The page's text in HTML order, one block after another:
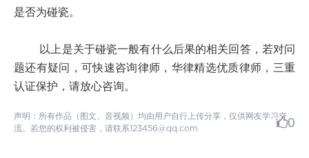
是否为碰瓷。
以上是关于碰瓷一般有什么后果的相关回答，若对问
题还有疑问，可快速咨询律师，华律精选优质律师，三重
认证保护，请放心咨询。
声明：所有作品（图文、音视频）均由用户自行上传分享，仅供网友学习交
流。若您的权利被侵害，请联系123456@qq.com
0